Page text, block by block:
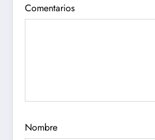
Comentarios
Nombre